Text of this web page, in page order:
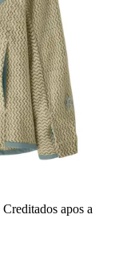
Creditados apos a